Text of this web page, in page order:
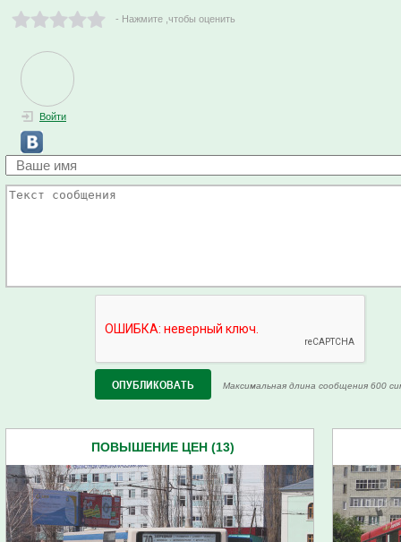
- Нажмите ,чтобы оценить
Войти
Максимальная длина сообщения 600
ПОВЫШЕНИЕ ЦЕН (13)